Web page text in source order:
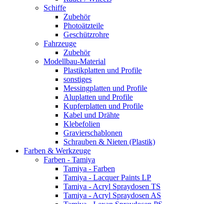
Schiffe
Zubehör
Photoätzteile
Geschützrohre
Fahrzeuge
Zubehör
Modellbau-Material
Plastikplatten und Profile
sonstiges
Messingplatten und Profile
Aluplatten und Profile
Kupferplatten und Profile
Kabel und Drähte
Klebefolien
Gravierschablonen
Schrauben & Nieten (Plastik)
Farben & Werkzeuge
Farben - Tamiya
Tamiya - Farben
Tamiya - Lacquer Paints LP
Tamiya - Acryl Spraydosen TS
Tamiya - Acryl Spraydosen AS